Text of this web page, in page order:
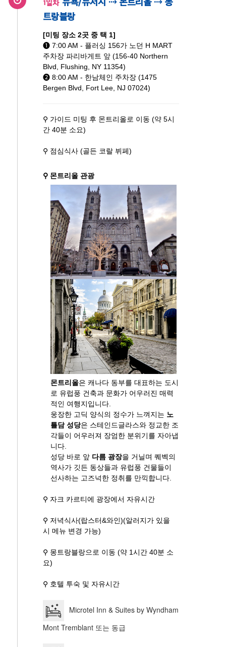
1일차
트랑블랑
[미팅 장소 2곳 중 택 1]
➊ 7:00 AM - 플러싱 156가 노던 H MART
주차장 파리바게트 앞 (156-40 Northern
Blvd, Flushing, NY 11354)
➋ 8:00 AM - 한남체인 주차장 (1475
Bergen Blvd, Fort Lee, NJ 07024)
⚲ 가이드 미팅 후 몬트리올로 이동 (약 5시
간 40분 소요)
⚲ 점심식사 (골든 코랄 뷔페)
⚲ 몬트리올 관광
몬트리올은 캐나다 동부를 대표하는 도시
로 유럽풍 건축과 문화가 어우러진 매력
적인 여행지입니다.
웅장한 고딕 양식의 정수가 느껴지는 노
틀담 성당은 스테인드글라스와 정교한 조
각들이 어우러져 장엄한 분위기를 자아냅
니다.
성당 바로 앞 다름 광장을 거닐며 퀘벡의
역사가 깃든 동상들과 유럽풍 건물들이
선사하는 고즈넉한 정취를 만끽합니다.
⚲ 자크 카르티에 광장에서 자유시간
⚲ 저녁식사(랍스터&와인)(알러지가 있을
시 메뉴 변경 가능)
⚲ 몽트랑블랑으로 이동 (약 1시간 40분 소
요)
⚲ 호텔 투숙 및 자유시간
Microtel Inn & Suites by Wyndham
Mont Tremblant 또는 동급